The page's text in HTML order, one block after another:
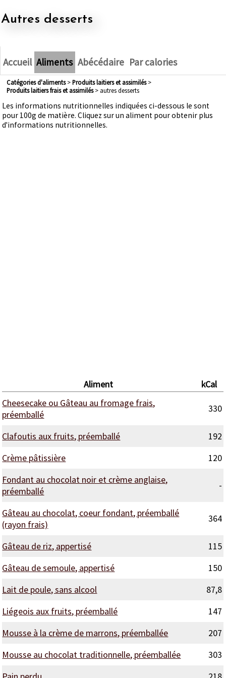
autres desserts
Accueil Aliments Abécédaire Par calories
Catégories d'aliments> produits laitiers et assimilés>
produits laitiers frais et assimilés> autres desserts
Les informations nutritionnelles indiquées ci-dessous le sont
pour 100g de matière. Cliquez sur un aliment pour obtenir plus
d'informations nutritionnelles.
Aliment
kCal
Cheesecake ou Gâteau au fromage frais,
préemballé
330
Clafoutis aux fruits, préemballé
192
Crème pâtissière
120
Fondant au chocolat noir et crème anglaise,
préemballé
-
Gâteau au chocolat, coeur fondant, préemballé
(rayon frais)
364
Gâteau de riz, appertisé
115
Gâteau de semoule, appertisé
150
Lait de poule, sans alcool
87,8
Liégeois aux fruits, préemballé
147
Mousse à la crème de marrons, préemballée
207
Mousse au chocolat traditionnelle, préemballée
303